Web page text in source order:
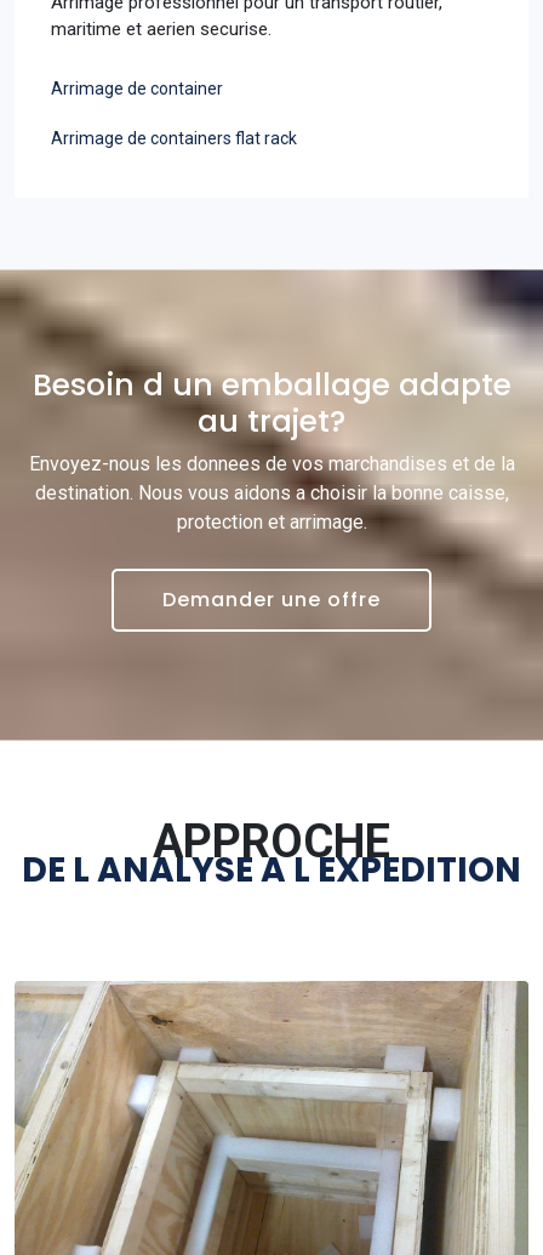
maritime et aerien securise.
Arrimage de container
Arrimage de containers flat rack
Besoin d un emballage adapte
au trajet?
Envoyez-nous les donnees de vos marchandises et de la
destination. Nous vous aidons a choisir la bonne caisse,
protection et arrimage.
Demander une offre
APPROCHE
DE L ANALYSE A L EXPEDITION